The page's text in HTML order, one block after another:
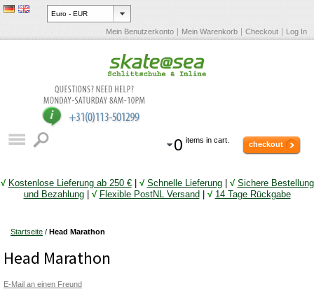
Mein Benutzerkonto Mein Warenkorb Checkout Log In
0 items in cart. checkout
√ Kostenlose Lieferung ab 250 €| √ Schnelle Lieferung| √ Sichere Bestellung
und Bezahlung| √ Flexible PostNL Versand √ 14 Tage Rückgabe
Startseite / Head Marathon
Head Marathon
E-Mail an einen Freund